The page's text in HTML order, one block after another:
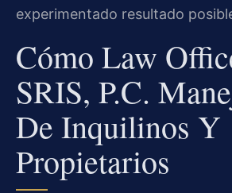
experimentado resultado
Cómo Law
SRIS, P.C.
De Inquilinos Y
Propietarios